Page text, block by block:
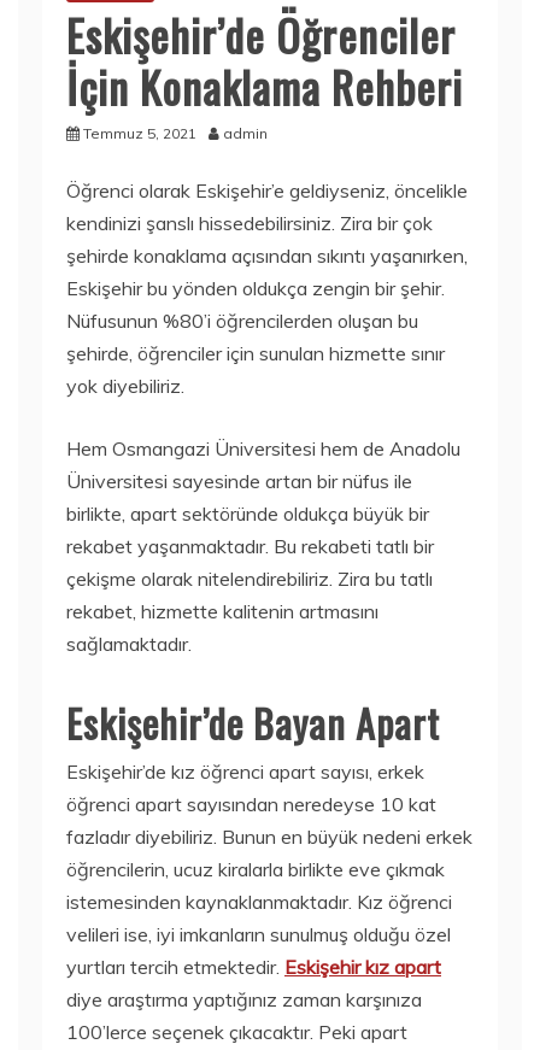
Eskişehir’de Öğrenciler
İçin Konaklama Rehberi
Temmuz 5, 2021 admin
Öğrenci olarak Eskişehir’e geldiyseniz, öncelikle
kendinizi şanslı hissedebilirsiniz. Zira bir çok
şehirde konaklama açısından sıkıntı yaşanırken,
Eskişehir bu yönden oldukça zengin bir şehir.
Nüfusunun %80’i öğrencilerden oluşan bu
şehirde, öğrenciler için sunulan hizmette sınır
yok diyebiliriz.
Hem Osmangazi Üniversitesi hem de Anadolu
Üniversitesi sayesinde artan bir nüfus ile
birlikte, apart sektöründe oldukça büyük bir
rekabet yaşanmaktadır. Bu rekabeti tatlı bir
çekişme olarak nitelendirebiliriz. Zira bu tatlı
rekabet, hizmette kalitenin artmasını
sağlamaktadır.
Eskişehir’de Bayan Apart
Eskişehir’de kız öğrenci apart sayısı, erkek
öğrenci apart sayısından neredeyse 10 kat
fazladır diyebiliriz. Bunun en büyük nedeni erkek
öğrencilerin, ucuz kiralarla birlikte eve çıkmak
istemesinden kaynaklanmaktadır. Kız öğrenci
velileri ise, iyi imkanların sunulmuş olduğu özel
yurtları tercih etmektedir. Eskişehir kız apart
diye araştırma yaptığınız zaman karşınıza
100’lerce seçenek çıkacaktır. Peki apart